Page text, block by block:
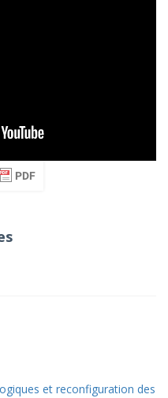
et reconfiguration des